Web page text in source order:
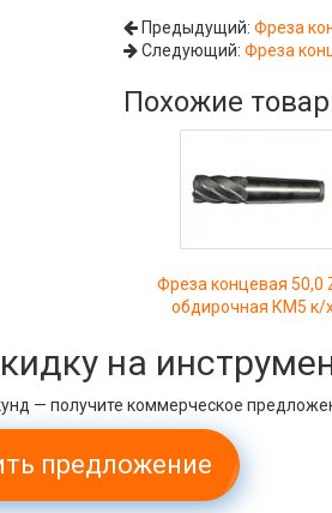
Предыдущий:Фреза
Следующий:Фреза
Похожие
Фреза концевая 50,0
обдирочная КМ5 к/
на
— получите коммерческое
предложение